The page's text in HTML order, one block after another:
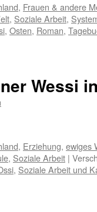
, Frauen & andere
, Soziale Arbeit,
, Osten, Roman,
Wessi
, Erziehung, ewiges
, Soziale Arbeit |
, Soziale Arbeit und